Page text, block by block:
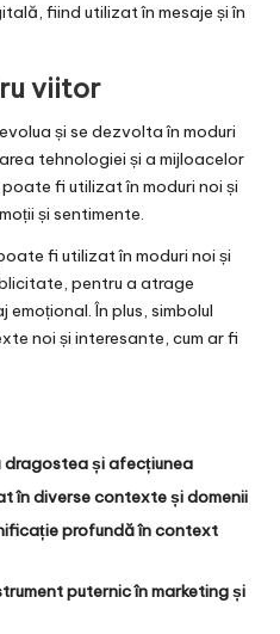
fiind utilizat în mesaje și în
viitor
și se dezvolta în moduri
tehnologiei și a mijloacelor
fi utilizat în moduri noi și
și sentimente.
fi utilizat în moduri noi și
pentru a atrage
emoțional. În plus, simbolul
noi și interesante, cum ar fi
dragostea și afecțiunea
în diverse contexte și domenii
profundă în context
puternic în marketing și